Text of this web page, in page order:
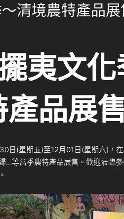
清境農特產品
夷文
品展
日(星期五)至12月01日(星期六)，
…等當季農特產品展售。歡迎蒞臨參